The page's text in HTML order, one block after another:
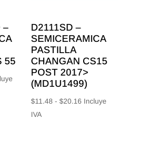
–
55
D2111SD –
SEMICERAMICA
PASTILLA
CHANGAN CS15
POST 2017>
(MD1U1499)
$11.48 - $20.16 Rango
Incluye
IVA